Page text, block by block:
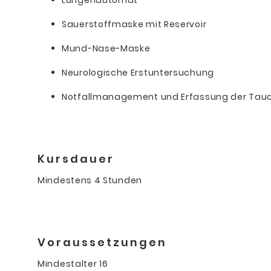
Sauerstoffmaske mit Reservoir
Mund-Nase-Maske
Neurologische Erstuntersuchung
Notfallmanagement und Erfassung der
Kursdauer
Mindestens 4 Stunden
Voraussetzungen
Mindestalter 16